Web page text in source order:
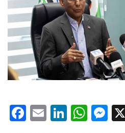
F E Li W M